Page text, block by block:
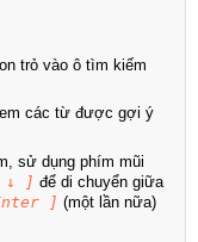
trỏ vào ô tìm kiếm
các từ được gợi ý
sử dụng phím mũi
↓ ] để di chuyển giữa
] (một lần nữa)